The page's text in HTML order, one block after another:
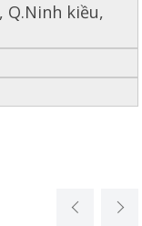
Q.Ninh kiều,